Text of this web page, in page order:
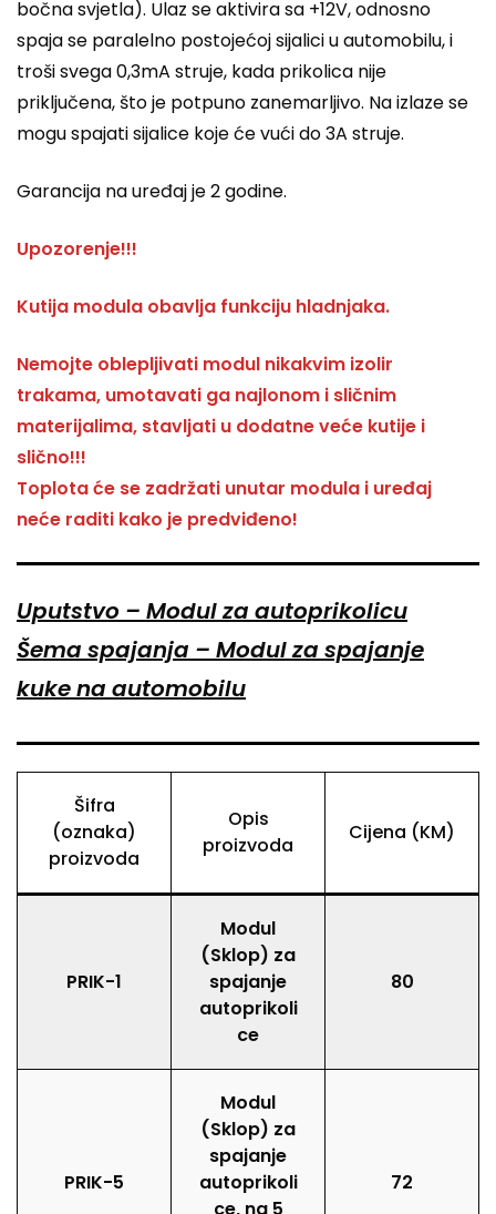
bočna svjetla). Ulaz se aktivira sa +12V, odnosno
spaja se paralelno postojećoj sijalici u automobilu, i
troši svega 0,3mA struje, kada prikolica nije
priključena, što je potpuno zanemarljivo. Na izlaze se
mogu spajati sijalice koje će vući do 3A struje.
Garancija na uređaj je 2 godine.
Upozorenje!!!
Kutija modula obavlja funkciju hladnjaka.
Nemojte oblepljivati modul nikakvim izolir
trakama, umotavati ga najlonom i sličnim
materijalima, stavljati u dodatne veće kutije i
slično!!!
Toplota će se zadržati unutar modula i uređaj
neće raditi kako je predviđeno!
Uputstvo – Modul za autoprikolicu
Šema spajanja – Modul za spajanje
kuke na automobilu
Šifra
(oznaka)
proizvoda
Opis
proizvoda
Cijena (KM)
PRIK-1
Modul
(Sklop) za
spajanje
autoprikoli
ce
80
PRIK-5
Modul
(Sklop) za
spajanje
autoprikoli
72